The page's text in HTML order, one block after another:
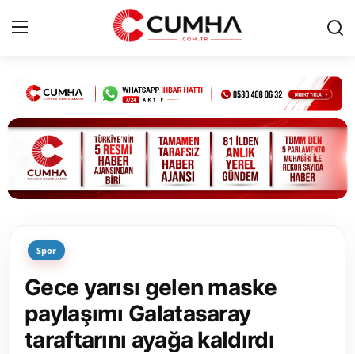
Kurumsal
Cumhurbaşkanlığı
Bakanlıklar
Siyasi Partiler
Yerel Yönetimler
Mülki İdare
Spor
Gece yarısı gelen maske
paylaşımı Galatasaray
taraftarını ayağa kaldırdı